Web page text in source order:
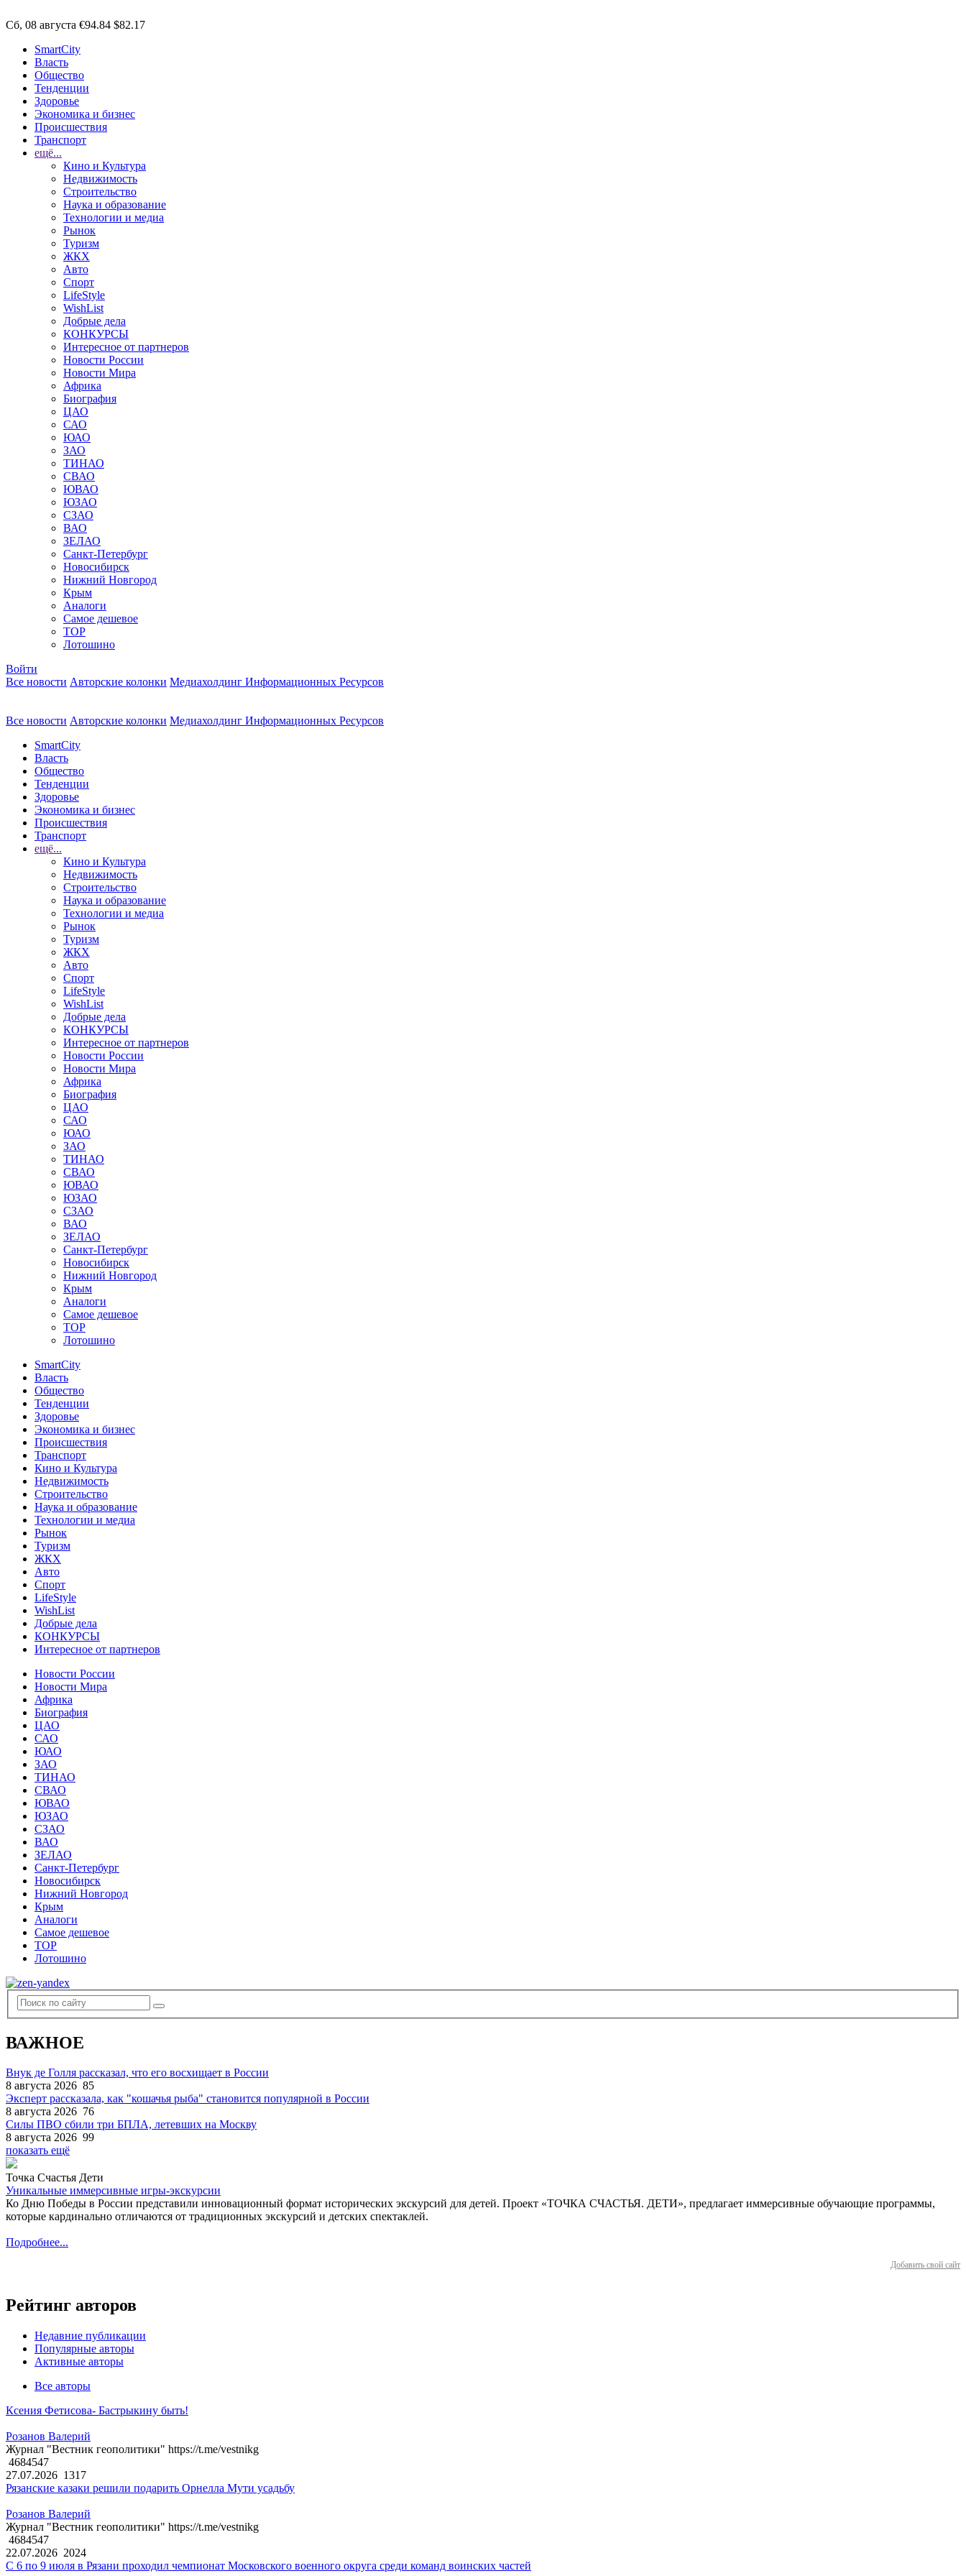
Сб, 08 августа €94.84 $82.17
SmartCity
Власть
Общество
Тенденции
Здоровье
Экономика и бизнес
Происшествия
Транспорт
ещё...
Кино и Культура
Недвижимость
Строительство
Наука и образование
Технологии и медиа
Рынок
Туризм
ЖКХ
Авто
Спорт
LifeStyle
WishList
Добрые дела
КОНКУРСЫ
Интересное от партнеров
Новости России
Новости Мира
Африка
Биография
ЦАО
САО
ЮАО
ЗАО
ТИНАО
СВАО
ЮВАО
ЮЗАО
СЗАО
ВАО
ЗЕЛАО
Санкт-Петербург
Новосибирск
Нижний Новгород
Крым
Аналоги
Самое дешевое
TOP
Лотошино
Войти
Все новости Авторские колонки Медиахолдинг Информационных Ресурсов
Все новости Авторские колонки Медиахолдинг Информационных Ресурсов
SmartCity
Власть
Общество
Тенденции
Здоровье
Экономика и бизнес
Происшествия
Транспорт
ещё...
Кино и Культура
Недвижимость
Строительство
Наука и образование
Технологии и медиа
Рынок
Туризм
ЖКХ
Авто
Спорт
LifeStyle
WishList
Добрые дела
КОНКУРСЫ
Интересное от партнеров
Новости России
Новости Мира
Африка
Биография
ЦАО
САО
ЮАО
ЗАО
ТИНАО
СВАО
ЮВАО
ЮЗАО
СЗАО
ВАО
ЗЕЛАО
Санкт-Петербург
Новосибирск
Нижний Новгород
Крым
Аналоги
Самое дешевое
TOP
Лотошино
SmartCity
Власть
Общество
Тенденции
Здоровье
Экономика и бизнес
Происшествия
Транспорт
Кино и Культура
Недвижимость
Строительство
Наука и образование
Технологии и медиа
Рынок
Туризм
ЖКХ
Авто
Спорт
LifeStyle
WishList
Добрые дела
КОНКУРСЫ
Интересное от партнеров
Новости России
Новости Мира
Африка
Биография
ЦАО
САО
ЮАО
ЗАО
ТИНАО
СВАО
ЮВАО
ЮЗАО
СЗАО
ВАО
ЗЕЛАО
Санкт-Петербург
Новосибирск
Нижний Новгород
Крым
Аналоги
Самое дешевое
TOP
Лотошино
ВАЖНОЕ
Внук де Голля рассказал, что его восхищает в России
8 августа 2026 85
Эксперт рассказала, как "кошачья рыба" становится популярной в России
8 августа 2026 76
Силы ПВО сбили три БПЛА, летевших на Москву
8 августа 2026 99
показать ещё
Точка Счастья Дети
Уникальные иммерсивные игры-экскурсии
Ко Дню Победы в России представили инновационный формат исторических экскурсий для детей. Проект «ТОЧКА СЧАСТЬЯ. ДЕТИ», предлагает иммерсивные обучающие программы,
которые кардинально отличаются от традиционных экскурсий и детских спектаклей.
Подробнее...
Добавить свой сайт
Рейтинг авторов
Недавние публикации
Популярные авторы
Активные авторы
Все авторы
Ксения Фетисова- Бастрыкину быть!
Розанов Валерий
Журнал "Вестник геополитики" https://t.me/vestnikg
4684547
27.07.2026 1317
Рязанские казаки решили подарить Орнелла Мути усадьбу
Розанов Валерий
Журнал "Вестник геополитики" https://t.me/vestnikg
4684547
22.07.2026 2024
С 6 по 9 июля в Рязани проходил чемпионат Московского военного округа среди команд воинских частей